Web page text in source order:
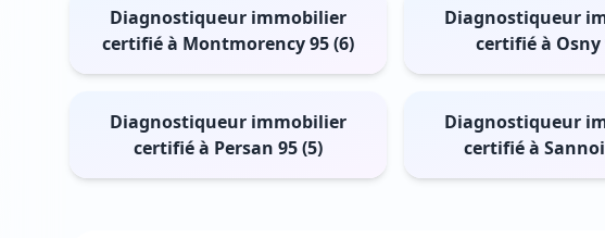
Diagnostiqueur immobilier
certifié à Montmorency 95 (6)
Diagnostiqueur
certifié à Osny
Diagnostiqueur immobilier
certifié à Persan 95 (5)
Diagnostiqueur
certifié à